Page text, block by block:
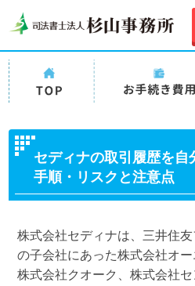
杉山事務所
TOP
所の過払い金請
続き費用・料金
セディナの取引履歴を自
手順・リスクと注意点
株式会社セディナは、三井住
の子会社にあった株式会社オー
株式会社クオーク、株式会社